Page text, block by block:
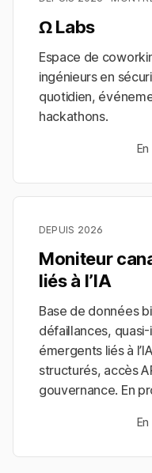
Ω Labs
Espace de
ingénieurs en
quotidien,
hackathons.
DEPUIS 2026
Moniteur
liés à l’IA
Base de données
défaillances,
émergents liés à
structurés, accès
gouvernance. En